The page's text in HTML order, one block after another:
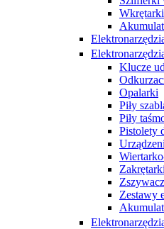
Wkrętarki
Klucze
Opalarki
Piły
Piły
Pistolety
Zakrętarki
Zestawy